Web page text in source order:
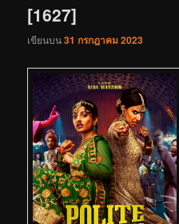
[1627]
เขียนบน31 กรกฎาคม 2023